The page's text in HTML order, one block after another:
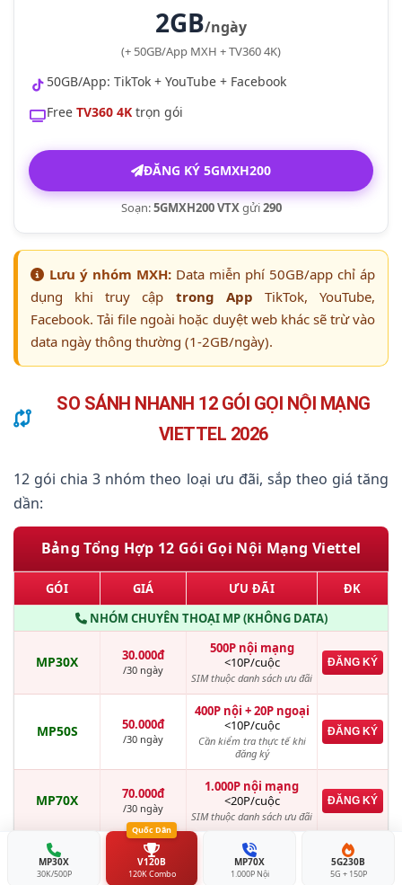
2GB/ngày
(+ 50GB/App MXH + TV360 4K)
50GB/App: TikTok + YouTube + Facebook
Free TV360 4K trọn gói
ĐĂNG KÝ 5GMXH200
Soạn:5GMXH200 VTXgửi290
Lưu ý nhóm MXH: Data miễn phí 50GB/app chỉ áp
dụng khi truy cập trong App TikTok, YouTube,
Facebook. Tải file ngoài hoặc duyệt web khác sẽ trừ vào
data ngày thông thường (1-2GB/ngày).
SO SÁNH NHANH 12 GÓI GỌI NỘI MẠNG
VIETTEL 2026
12 gói chia 3 nhóm theo loại ưu đãi, sắp theo giá tăng
dần:
Bảng Tổng Hợp 12 Gói Gọi Nội Mạng Viettel
GÓI GIÁ ƯU ĐÃI
ĐK
NHÓM CHUYÊN THOẠI MP (KHÔNG DATA)
MP30X 30.000đ
/30 ngày
500P nội mạng
<10P/cuộc
SIM thuộc danh sách ưu đãi
ĐĂNG KÝ
MP50S 50.000đ
/30 ngày
400P nội + 20P ngoại
<10P/cuộc
Cần kiểm tra thực tế khi
đăng ký
ĐĂNG KÝ
MP70X 70.000đ
/30 ngày
1.000P nội mạng
<20P/cuộc
SIM thuộc danh sách ưu đãi
ĐĂNG KÝ
MP90S 90.000đ
/30 ngày
600P nội + 40P ngoại
<20P/cuộc
Cần kiểm tra thực tế khi
ĐĂNG KÝ
MP30X
30K/500P
Quốc Dân
V120B
120K Combo
MP70X
1.000P Nội
5G230B
5G + 150P